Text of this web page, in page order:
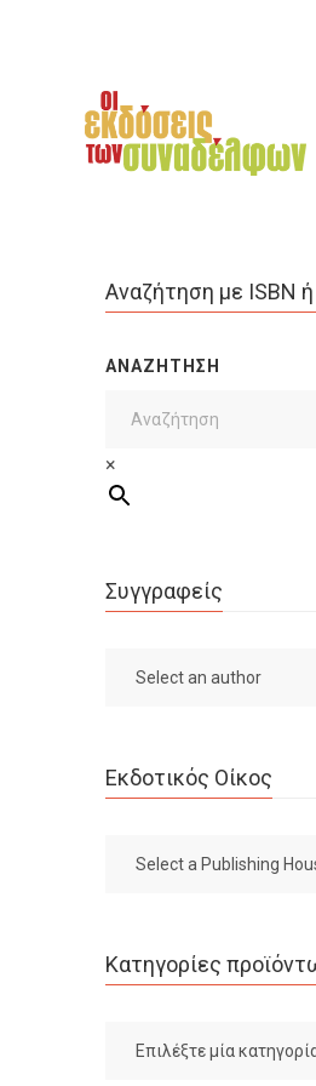
Αναζήτηση με ISBN
ΑΝΑΖΉΤΗΣΗ
×
Συγγραφείς
Εκδοτικός Οίκος
Κατηγορίες